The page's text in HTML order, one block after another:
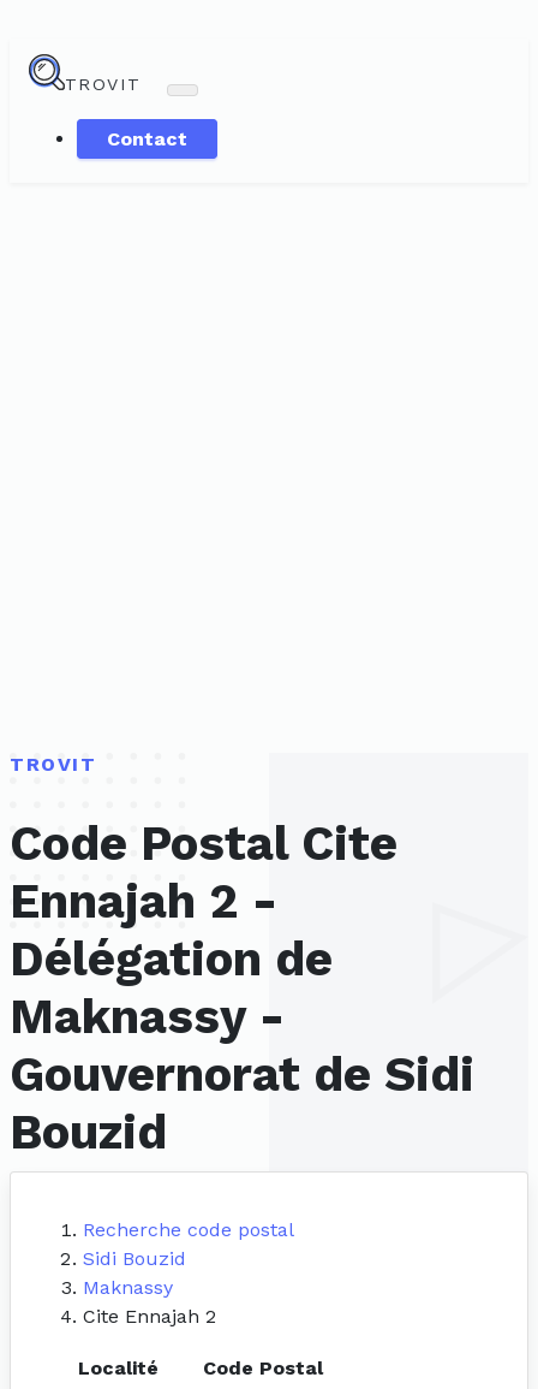
TROVIT
Contact
TROVIT
Code Postal Cite
Ennajah 2 -
Délégation de
Maknassy -
Gouvernorat de Sidi
Bouzid
Recherche code postal
Sidi Bouzid
Maknassy
Cite Ennajah 2
Localité
Code Postal